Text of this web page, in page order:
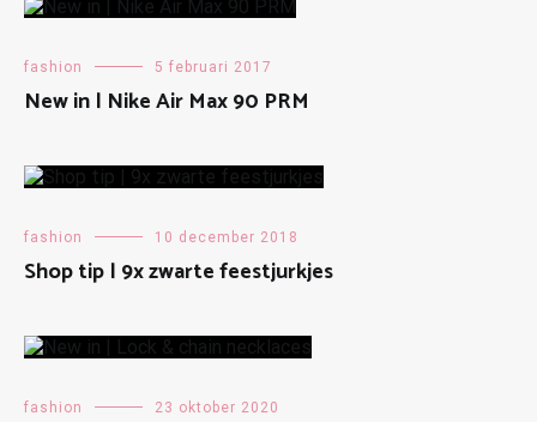
fashion 5 februari 2017
New in | Nike Air Max 90 PRM
fashion 10 december 2018
Shop tip | 9x zwarte feestjurkjes
fashion 23 oktober 2020